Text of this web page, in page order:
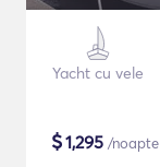
Yacht cu vele
$1,295 /noapte